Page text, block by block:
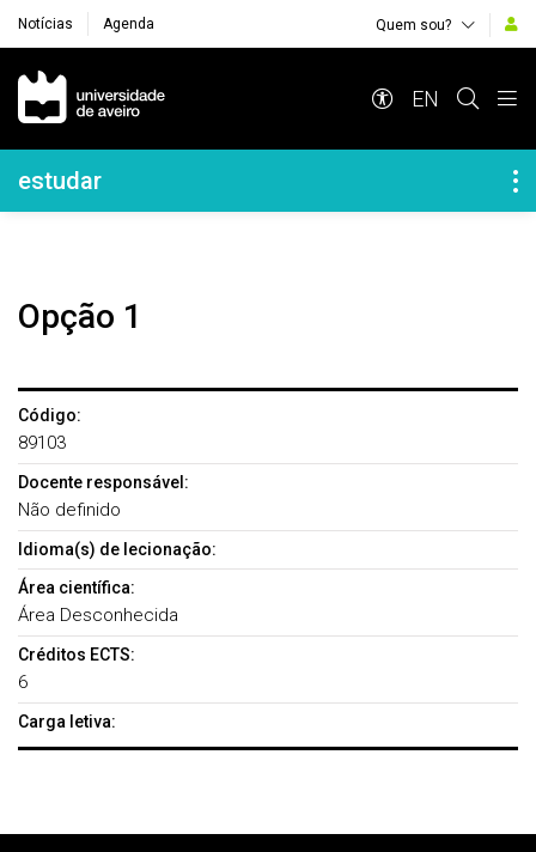
Notícias Agenda Quem sou?
Navegação Principal
EN
Navegação Lateral
estudar
Opção 1
Código:
89103
Docente responsável:
Não definido
Idioma(s) de lecionação:
Área científica:
Área Desconhecida
Créditos ECTS:
6
Carga letiva: